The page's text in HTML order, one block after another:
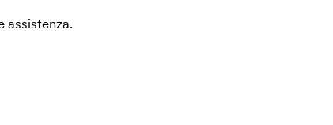
assistenza.